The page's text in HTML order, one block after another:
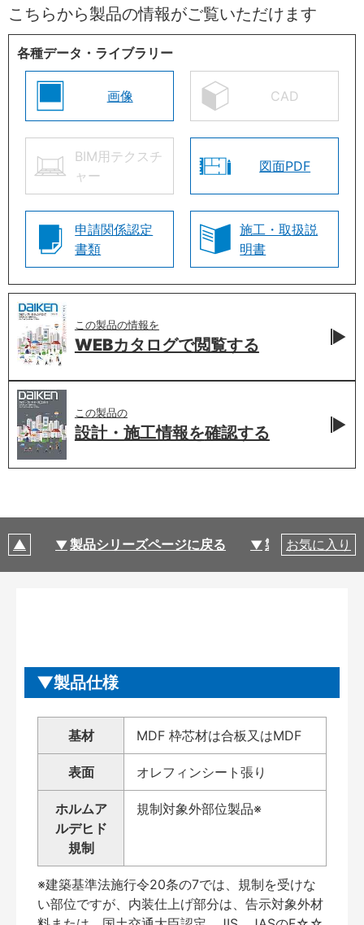
こちらから製品の情報がご覧いただけます
各種データ・ライブラリー
画像 CAD
BIM用テクスチ
ャー
図面PDF
申請関係認定
書類
施工・取扱説
明書
この製品の情報を
WEBカタログで閲覧する
この製品の
設計・施工情報を確認する
製品シリーズページに戻る 製品仕様
お気に入り
製品仕様
基材 MDF 枠芯材は合板又はMDF
表面 オレフィンシート張り
ホルムア
ルデヒド
規制
規制対象外部位製品※
※建築基準法施行令20条の7では、規制を受けな
い部位ですが、内装仕上げ部分は、告示対象外材